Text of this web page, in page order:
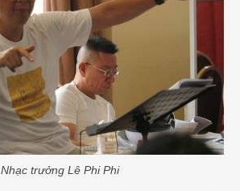
Nhạc trưởng Lê Phi Phi